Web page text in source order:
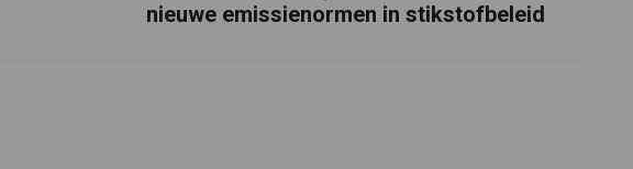
nieuwe emissienormen in stikstofbeleid